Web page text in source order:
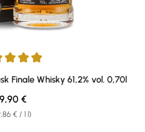
Finale Whisky 61,2% vol. 0,70l
€ / 1 l)
price:
€